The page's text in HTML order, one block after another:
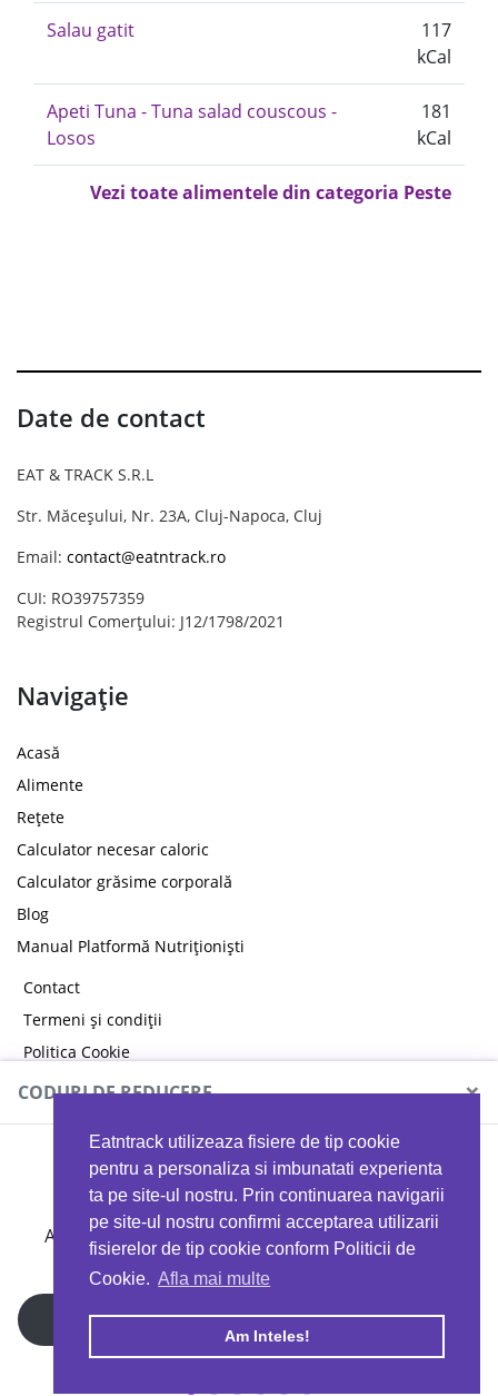
Eatntrack utilizeaza fisiere de tip cookie
pentru a personaliza si imbunatati experienta
ta pe site-ul nostru. Prin continuarea navigarii
pe site-ul nostru confirmi acceptarea utilizarii
fisierelor de tip cookie conform Politicii de
Cookie. Afla mai multe
Am Inteles!
Salau gatit
117
kCal
Apeti Tuna - Tuna salad couscous -
Losos
181
kCal
Vezi toate alimentele din categoria Peste
Date de contact
EAT & TRACK S.R.L
Str. Măceșului, Nr. 23A, Cluj-Napoca, Cluj
Email: contact@eatntrack.ro
CUI: RO39757359
Registrul Comerțului: J12/1798/2021
Navigație
Acasă
Alimente
Rețete
Calculator necesar caloric
Calculator grăsime corporală
Blog
Manual Platformă Nutriționiști
Contact
Termeni și condiții
Politica Cookie
Politica de confidențialitate
Copyright © 2026 EAT & TRACK S.R.L
CODURI DE REDUCERE ×
MYPROTEIN
Ai 40%reducere la orice comandă folosind codul
EATTRACK
Profită acum